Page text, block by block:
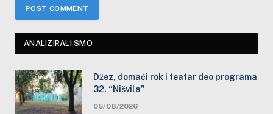
ANALIZIRALI SMO
Džez, domaći rok i teatar deo programa
32. “Nišvila”
05/08/2026